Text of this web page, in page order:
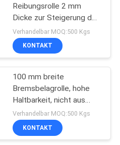
Dichtung
Reibungsrolle 2 mm
Dicke zur Steigerung der
Maschinenleistung durch
Reibungskontrolle und
Langlebigkeit
Verhandelbar MOQ:500 Kgs
KONTAKT
100 mm breite
Bremsbelagrolle, hohe
Haltbarkeit, nicht aus
Asbest, geeignet für die
Herstellung von
Bremsbelägen und
Verhandelbar MOQ:500 Kgs
KONTAKT